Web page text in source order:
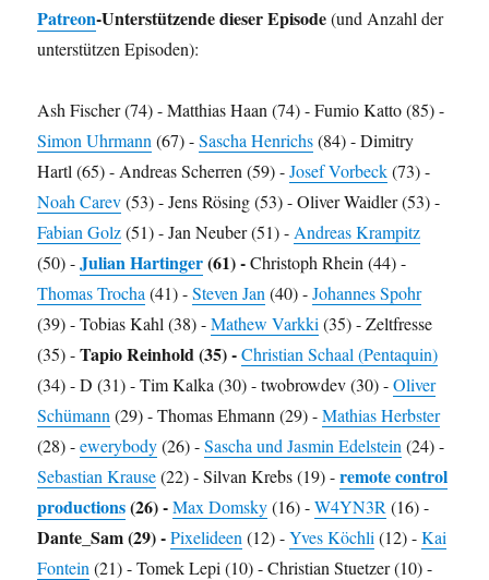
Patreon-Unterstützende dieser Episode(und Anzahl der
unterstützen Episoden):
Ash Fischer (74) - Matthias Haan (74) - Fumio Katto (85) -
Simon Uhrmann (67) -Sascha Henrichs(84) - Dimitry
Hartl (65) - Andreas Scherren (59) -Josef Vorbeck(73) -
Noah Carev(53) - Jens Rösing (53) - Oliver Waidler (53) -
Fabian Golz(51) - Jan Neuber (51) - Andreas Krampitz
(50) -Julian Hartinger(61) -Christoph Rhein (44) -
Thomas Trocha (41) -Steven Jan (40) -Johannes Spohr
(39) - Tobias Kahl (38) -Mathew Varkki (35) - Zeltfresse
(35) -Tapio Reinhold (35) -Christian Schaal (Pentaquin)
(34) - D (31) - Tim Kalka (30) - twobrowdev (30) -Oliver
Schümann (29) - Thomas Ehmann (29) -Mathias Herbster
(28) -ewerybody(26) -Sascha und Jasmin Edelstein (24) -
Sebastian Krause(22) - Silvan Krebs (19) -remote control
productions(26) -Max Domsky(16) -W4YN3R (16) -
Dante_Sam (29) -Pixelideen (12) -Yves Köchli (12) -Kai
Fontein (21) - Tomek Lepi (10) - Christian Stuetzer (10) -